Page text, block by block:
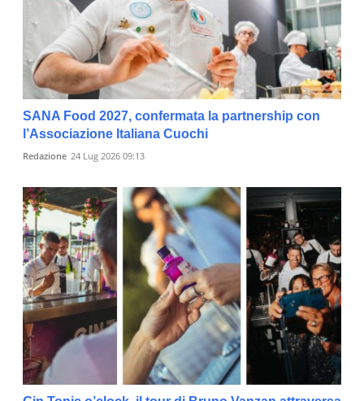
SANA Food 2027, confermata la partnership con
l’Associazione Italiana Cuochi
Redazione 24 Lug 2026 09:13